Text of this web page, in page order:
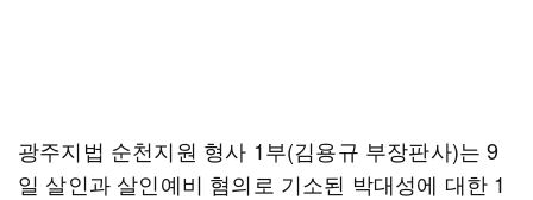
광주지법 순천지원 형사 1부(김용규 부장판사)는 9
일 살인과 살인예비 혐의로 기소된 박대성에 대한 1